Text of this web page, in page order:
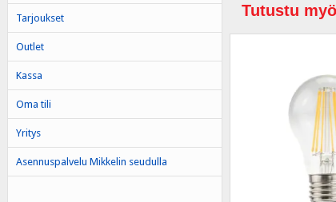
Tutustu
Tarjoukset
Outlet
Kassa
Oma tili
Yritys
Asennuspalvelu Mikkelin seudulla